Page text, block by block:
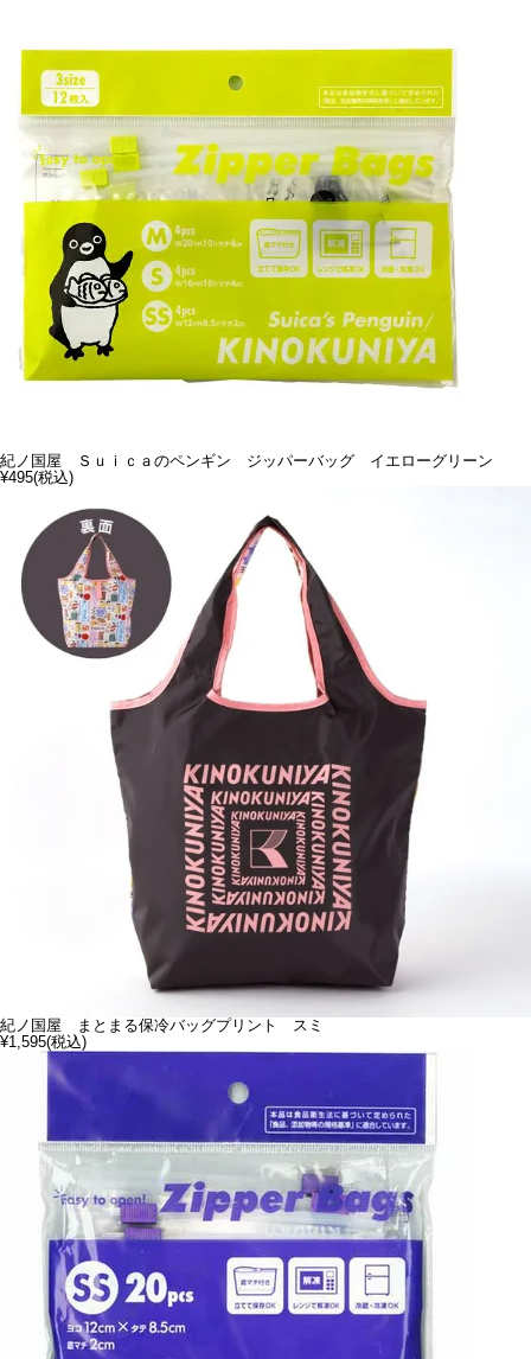
紀ノ国屋 Ｓｕｉｃａのペンギン ジッパーバッグ イエローグリーン
¥495(税込)
紀ノ国屋 まとまる保冷バッグプリント スミ
¥1,595(税込)